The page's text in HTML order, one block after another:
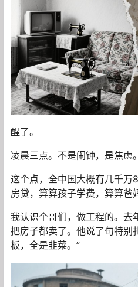
醒了。
凌晨三点。不是闹钟，是焦虑。
这个点，全中国大概有几千
房贷，算算孩子学费，算算爸
我认识个哥们，做工程的。去
把房子都卖了。他说了句特别
板，全是韭菜。”